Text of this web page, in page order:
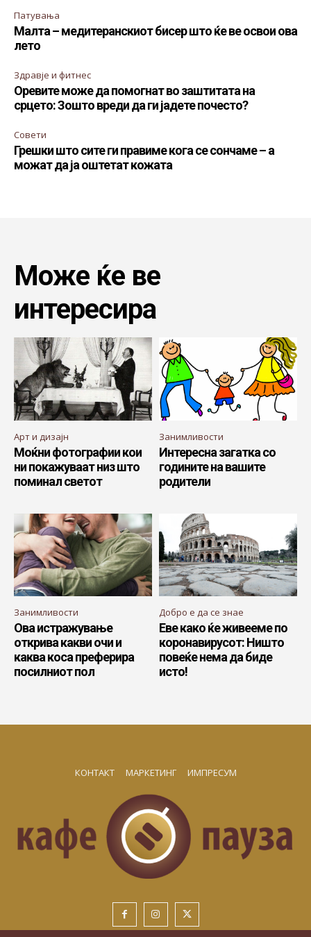
Патувања
Малта – медитеранскиот бисер што ќе ве освои ова
лето
Здравје и фитнес
Оревите може да помогнат во заштитата на
срцето: Зошто вреди да ги јадете почесто?
Совети
Грешки што сите ги правиме кога се сончаме – а
можат да ја оштетат кожата
Може ќе ве
интересира
Арт и дизајн
Моќни фотографии кои
ни покажуваат низ што
поминал светот
Занимливости
Интересна загатка со
годините на вашите
родители
Занимливости
Ова истражување
открива какви очи и
каква коса преферира
посилниот пол
Добро е да се знае
Еве како ќе живееме по
коронавирусот: Ништо
повеќе нема да биде
исто!
КОНТАКТ МАРКЕТИНГ ИМПРЕСУМ